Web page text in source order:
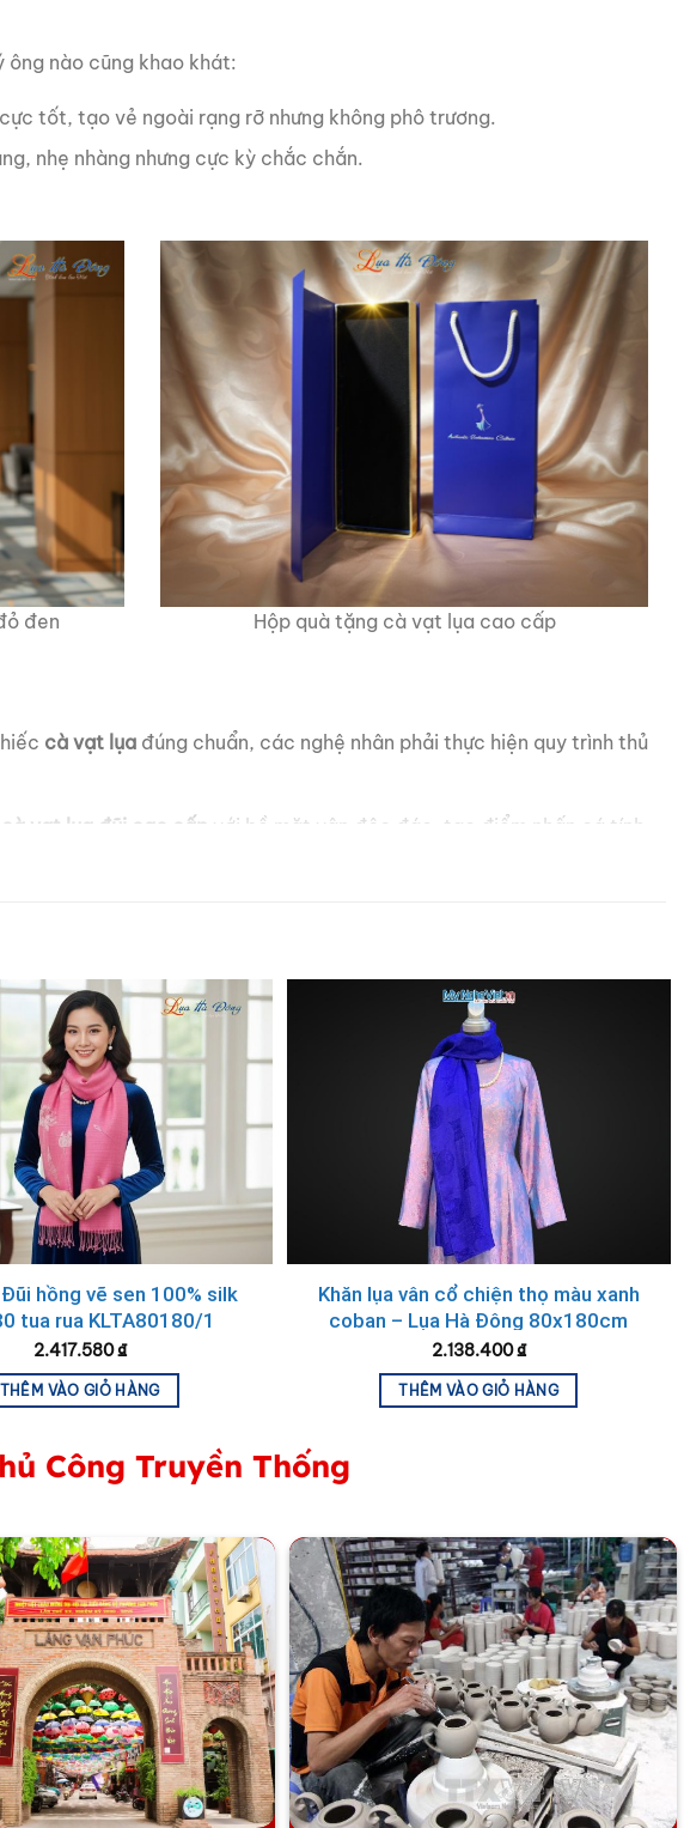
ông nào cũng khao khát:
tốt, tạo vẻ ngoài rạng rỡ nhưng không phô trương.
nhẹ nhàng nhưng cực kỳ chắc chắn.
đen Hộp quà tặng cà vạt lụa cao cấp
cà vạt lụa đúng chuẩn, các nghệ nhân phải thực hiện quy trình thủ
cà vạt lụa đũi cao cấp với bề mặt vân độc đáo, tạo điểm nhấn cá tính
là một lời cam kết về chất lượng và giá trị văn hóa bền vững.
vạt lụa Hà Đông đẳng cấp!
Đũi hồng vẽ sen 100% silk
tua rua KLTA80180/1
2.417.580₫
THÊM VÀO GIỎ HÀNG
Khăn lụa vân cổ chiện thọ màu xanh
coban – Lụa Hà Đông 80x180cm
KLNL89-3
2.138.400₫
THÊM VÀO GIỎ HÀNG
Công Truyền Thống